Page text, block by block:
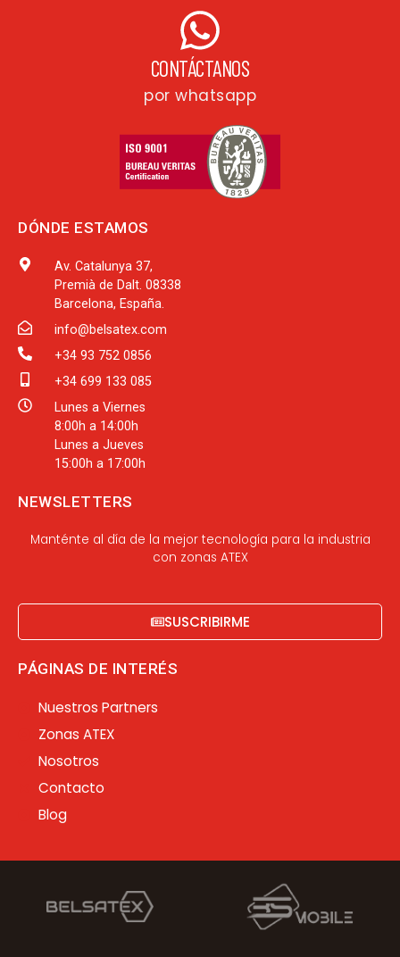
CONTÁCTANOS
por whatsapp
DÓNDE ESTAMOS
Av. Catalunya 37,
Premià de Dalt. 08338
Barcelona, España.
info@belsatex.com
+34 93 752 0856
+34 699 133 085
Lunes a Viernes
8:00h a 14:00h
Lunes a Jueves
15:00h a 17:00h
NEWSLETTERS
Manténte al día de la mejor tecnología para la industria
con zonas ATEX
SUSCRIBIRME
PÁGINAS DE INTERÉS
Nuestros Partners
Zonas ATEX
Nosotros
Contacto
Blog